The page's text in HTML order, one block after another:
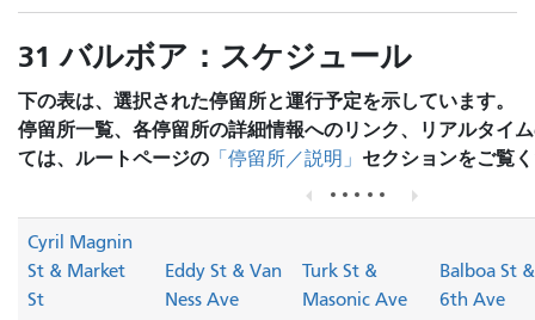
31 バルボア：スケジュール
下の表は、選択された停留所と運行予定を示しています。
停留所一覧、各停留所の詳細情報へのリンク、リアルタイ
ては、ルートページの 「停留所／説明」 セクションをご覧
Cyril Magnin
St & Market
St
Eddy St & Van
Ness Ave
Turk St &
Masonic Ave
Balboa St &
6th Ave